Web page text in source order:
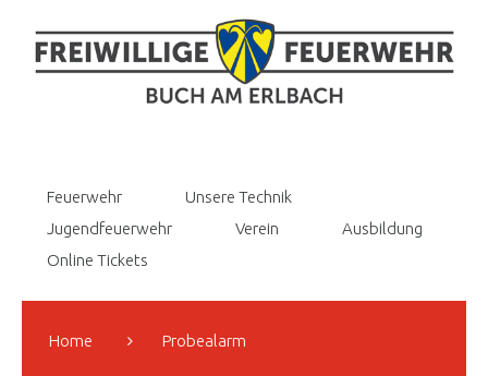
Feuerwehr
Unsere Technik
Jugendfeuerwehr
Verein
Ausbildung
Online Tickets
Home Probealarm